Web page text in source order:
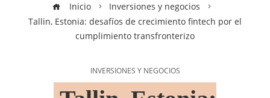
Inicio
Inversiones y negocios
Tallin, Estonia: desafíos de crecimiento fintech por el
cumplimiento transfronterizo
INVERSIONES Y NEGOCIOS